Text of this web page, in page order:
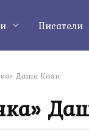
Писатели
Даша Коэн